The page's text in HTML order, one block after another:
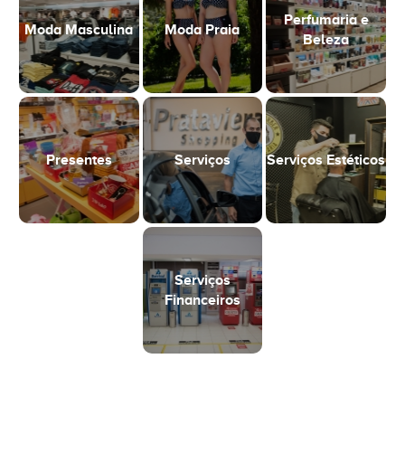
Moda Masculina Moda Praia
Perfumaria e
Beleza
Presentes Serviços Serviços Estéticos
Serviços
Financeiros